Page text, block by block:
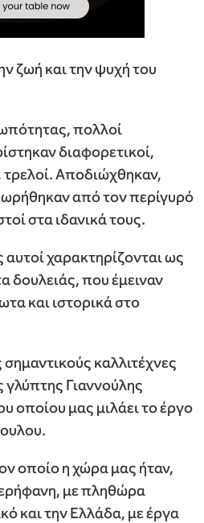
ζωή και την ψυχή του
πολλοί
διαφορετικοί,
τρελοί. Αποδιώχθηκαν,
από τον περίγυρό
στα ιδανικά τους.
αυτοί χαρακτηρίζονται ως
δουλειάς, που έμειναν
και ιστορικά στο
καλλιτέχνες
γλύπτης Γιαννούλης
οποίου μας μιλάει το έργο
οποίο η χώρα μας ήταν,
με πληθώρα
και την Ελλάδα, με έργα